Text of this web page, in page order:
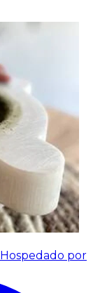
Hospedado por